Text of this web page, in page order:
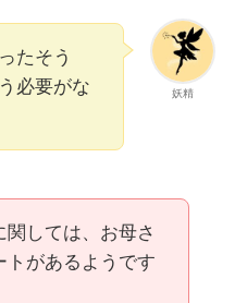
妖精
たそう
必要がな
関しては、お母さ
トがあるようです